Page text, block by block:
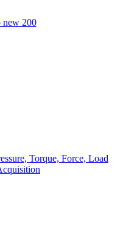
Torque, Force, Load